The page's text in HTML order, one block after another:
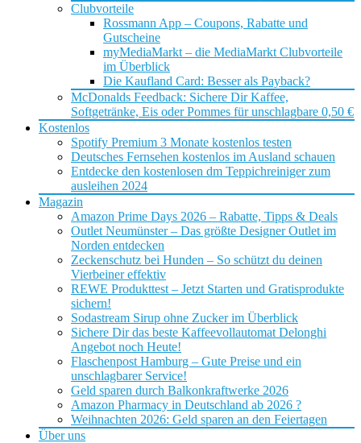
Clubvorteile
Rossmann App – Coupons, Rabatte und
Gutscheine
myMediaMarkt – die MediaMarkt Clubvorteile
im Überblick
Die Kaufland Card: Besser als Payback?
McDonalds Feedback: Sichere Dir Kaffee,
Softgetränke, Eis oder Pommes für unschlagbare 0,50 €
Kostenlos
Spotify Premium 3 Monate kostenlos testen
Deutsches Fernsehen kostenlos im Ausland schauen
Entdecke den kostenlosen dm Teppichreiniger zum
ausleihen 2024
Magazin
Amazon Prime Days 2026 – Rabatte, Tipps & Deals
Outlet Neumünster – Das größte Designer Outlet im
Norden entdecken
Zeckenschutz bei Hunden – So schützt du deinen
Vierbeiner effektiv
REWE Produkttest – Jetzt Starten und Gratisprodukte
sichern!
Sodastream Sirup ohne Zucker im Überblick
Sichere Dir das beste Kaffeevollautomat Delonghi
Angebot noch Heute!
Flaschenpost Hamburg – Gute Preise und ein
unschlagbarer Service!
Geld sparen durch Balkonkraftwerke 2026
Amazon Pharmacy in Deutschland ab 2026 ?
Weihnachten 2026: Geld sparen an den Feiertagen
Über uns